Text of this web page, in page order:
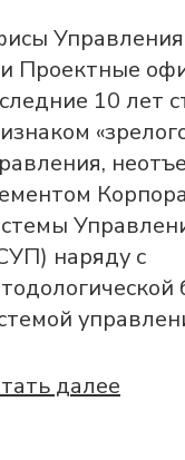
Проектные
10 лет
наряду с
далее